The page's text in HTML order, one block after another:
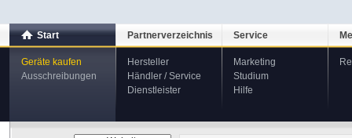
Start
Geräte kaufen
Ausschreibungen
Partnerverzeichnis
Hersteller
Händler / Service
Dienstleister
Service
Marketing
Studium
Hilfe